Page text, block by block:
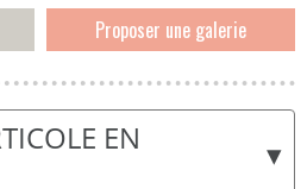
Proposer une galerie
▾
EN